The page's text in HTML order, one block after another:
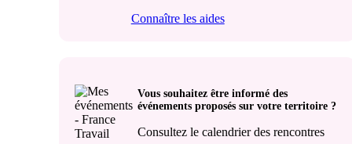
Connaître les aides
Vous souhaitez être informé des
événements proposés sur votre territoire ?
Consultez le calendrier des rencontres